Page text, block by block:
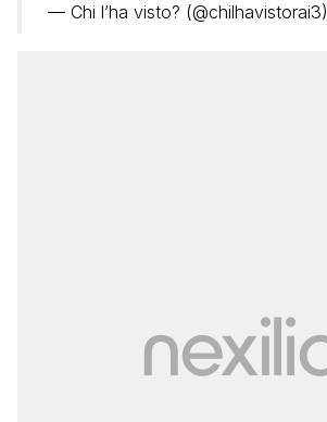
— Chi l’ha visto? (@chilhavistorai3)